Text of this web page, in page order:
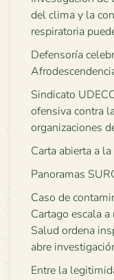
del clima y la
respiratoria
Defensoría
Sindicato
ofensiva contra
organizaciones
Carta abierta a
Panoramas
Caso de
Cartago escala
Salud ordena
abre
Entre la